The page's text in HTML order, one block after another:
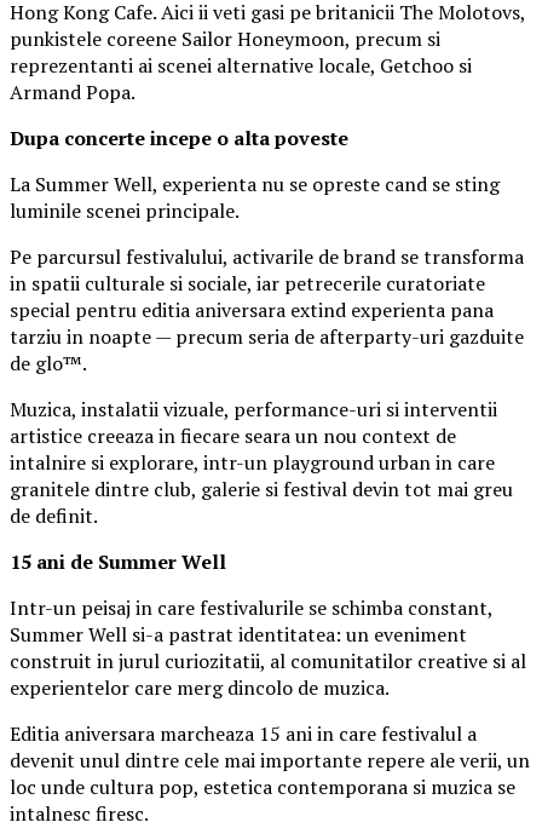
Hong Kong Cafe. Aici ii veti gasi pe britanicii The Molotovs,
punkistele coreene Sailor Honeymoon, precum si
reprezentanti ai scenei alternative locale, Getchoo si
Armand Popa.
Dupa concerte incepe o alta poveste
La Summer Well, experienta nu se opreste cand se sting
luminile scenei principale.
Pe parcursul festivalului, activarile de brand se transforma
in spatii culturale si sociale, iar petrecerile curatoriate
special pentru editia aniversara extind experienta pana
tarziu in noapte — precum seria de afterparty-uri gazduite
de glo™.
Muzica, instalatii vizuale, performance-uri si interventii
artistice creeaza in fiecare seara un nou context de
intalnire si explorare, intr-un playground urban in care
granitele dintre club, galerie si festival devin tot mai greu
de definit.
15 ani de Summer Well
Intr-un peisaj in care festivalurile se schimba constant,
Summer Well si-a pastrat identitatea: un eveniment
construit in jurul curiozitatii, al comunitatilor creative si al
experientelor care merg dincolo de muzica.
Editia aniversara marcheaza 15 ani in care festivalul a
devenit unul dintre cele mai importante repere ale verii, un
loc unde cultura pop, estetica contemporana si muzica se
intalnesc firesc.